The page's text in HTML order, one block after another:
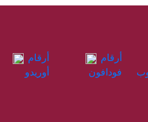
أوريدو
فودافون